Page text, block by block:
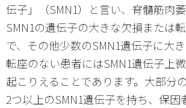
伝子」（SMN1）と言い、脊髓筋肉
SMN1の遺伝子の大きな欠損または
で、その他少数のSMN1遺伝子に大
転座のない患者にはSMN1遺伝子上
起こりえることであります。大部分
2つ以上のSMN1遺伝子を持ち、保因